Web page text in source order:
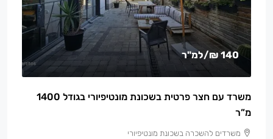
140 ₪ /למ"ר
משרד עם חצר פרטית בשכונת מונטיפיורי בגודל 1400
מ”ר
משרדים להשכרה בשכונת מונטיפיורי